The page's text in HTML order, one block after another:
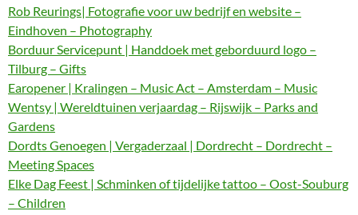
Rob Reurings| Fotografie voor uw bedrijf en website –
Eindhoven – Photography
Borduur Servicepunt | Handdoek met geborduurd logo –
Tilburg – Gifts
Earopener | Kralingen – Music Act – Amsterdam – Music
Wentsy | Wereldtuinen verjaardag – Rijswijk – Parks and
Gardens
Dordts Genoegen | Vergaderzaal | Dordrecht – Dordrecht –
Meeting Spaces
Elke Dag Feest | Schminken of tijdelijke tattoo – Oost-Souburg
– Children